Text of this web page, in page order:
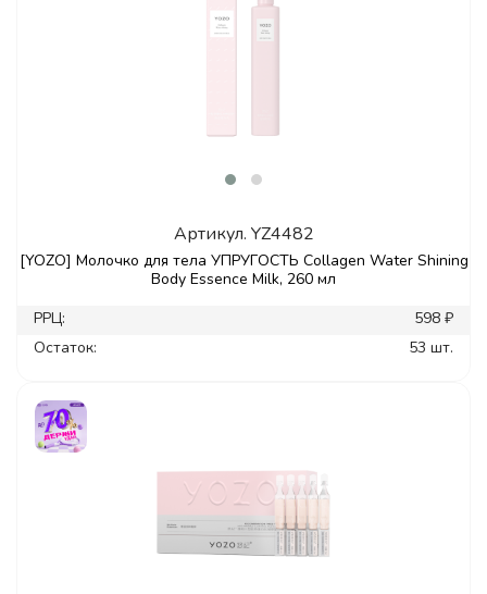
Артикул. YZ4482
[YOZO] Молочко для тела УПРУГОСТЬ Сollagen Water Shining
Body Essence Milk, 260 мл
РРЦ:
598 ₽
Остаток:
53 шт.